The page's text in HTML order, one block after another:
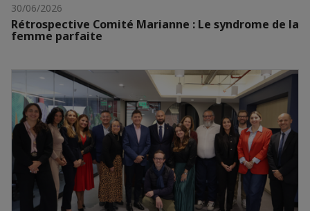
30/06/2026
Rétrospective Comité Marianne : Le syndrome de la
femme parfaite